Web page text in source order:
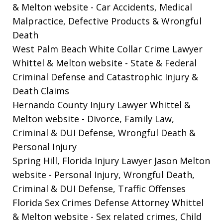
& Melton website - Car Accidents, Medical
Malpractice, Defective Products & Wrongful
Death
West Palm Beach White Collar Crime Lawyer
Whittel & Melton website - State & Federal
Criminal Defense and Catastrophic Injury &
Death Claims
Hernando County Injury Lawyer Whittel &
Melton website - Divorce, Family Law,
Criminal & DUI Defense, Wrongful Death &
Personal Injury
Spring Hill, Florida Injury Lawyer Jason Melton
website - Personal Injury, Wrongful Death,
Criminal & DUI Defense, Traffic Offenses
Florida Sex Crimes Defense Attorney Whittel
& Melton website - Sex related crimes, Child